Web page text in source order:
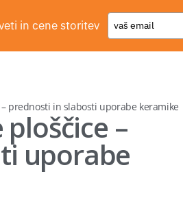
prednosti in slabosti uporabe keramike
–
uporabe
in cene storitev
Type
your
email